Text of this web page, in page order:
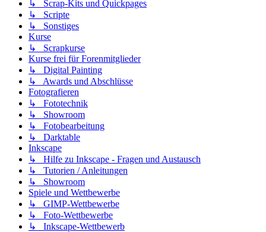
↳ Scrap-Kits und Quickpages
↳ Scripte
↳ Sonstiges
Kurse
↳ Scrapkurse
Kurse frei für Forenmitglieder
↳ Digital Painting
↳ Awards und Abschlüsse
Fotografieren
↳ Fototechnik
↳ Showroom
↳ Fotobearbeitung
↳ Darktable
Inkscape
↳ Hilfe zu Inkscape - Fragen und Austausch
↳ Tutorien / Anleitungen
↳ Showroom
Spiele und Wettbewerbe
↳ GIMP-Wettbewerbe
↳ Foto-Wettbewerbe
↳ Inkscape-Wettbewerb